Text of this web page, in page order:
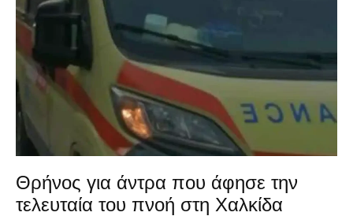
Θρήνος για άντρα που άφησε την
τελευταία του πνοή στη Χαλκίδα